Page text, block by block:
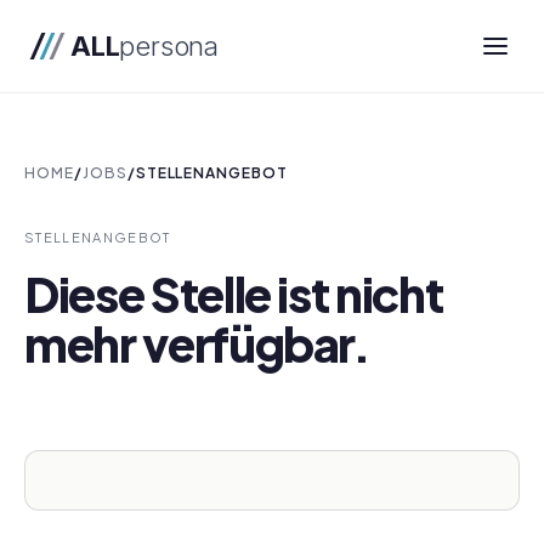
ALLpersona
HOME/JOBS /STELLENANGEBOT
STELLENANGEBOT
Diese Stelle ist nicht
mehr verfügbar.